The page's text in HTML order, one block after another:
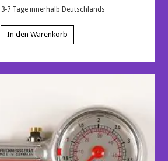
3-7 Tage innerhalb Deutschlands
In den Warenkorb